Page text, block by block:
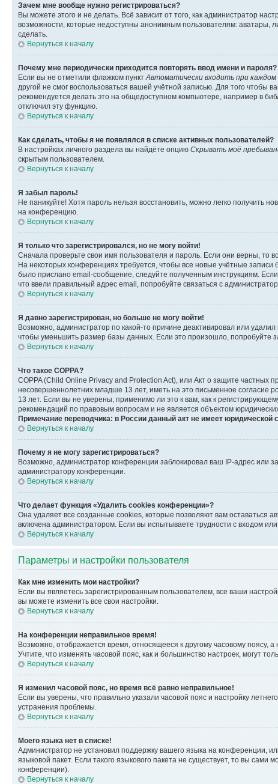
Зачем мне вообще нужно регистрироваться?
Вы можете этого и не делать. Всё зависит от того, как администратор
возможности, которые недоступны анонимным пользователям: аватары,
сделать.
Вернуться к началу
Почему мне периодически приходится повторять ввод имени и пароля?
Если вы не отметили флажком пункт Автоматически входить при
другой не смог воспользоваться вашей учётной записью. Для того
рекомендуется делать это на общедоступном компьютере, например в
отключил эту функцию.
Вернуться к началу
Как сделать, чтобы я не появлялся в списке активных пользователей?
В настройках личного раздела вы найдёте опцию Скрывать моё
скрытым пользователем.
Вернуться к началу
Я забыл пароль!
Не паникуйте! Хотя пароль нельзя восстановить, можно легко получить
на конференцию.
Вернуться к началу
Я только что зарегистрировался, но не могу войти!
Сначала проверьте свои имя пользователя и пароль. Если они верны, то
На некоторых конференциях требуется, чтобы все новые учётные
было прислано email-сообщение, следуйте полученным инструкциям.
что ввели правильный адрес email, попробуйте связаться с
Вернуться к началу
Я давно зарегистрирован, но больше не могу войти!
Возможно, администратор по какой-то причине деактивировал или
чтобы уменьшить размер базы данных. Если это произошло, попробуйте
Вернуться к началу
Что такое COPPA?
COPPA (Child Online Privacy and Protection Act), или Акт о защите
несовершеннолетних младше 13 лет, иметь на это письменное согласие
13 лет. Если вы не уверены, применимо ли это к вам, как к
рекомендаций по правовым вопросам и не является объектом
Примечание переводчика: в России данный акт не имеет юридической
Вернуться к началу
Почему я не могу зарегистрироваться?
Возможно, администратор конференции заблокировал ваш IP-адрес или
администратору конференции.
Вернуться к началу
Что делает функция «Удалить cookies конференции»?
Она удаляет все созданные cookies, которые позволяют вам оставаться
включена администратором. Если вы испытываете трудности с входом
Вернуться к началу
Параметры и настройки пользователя
Как мне изменить мои настройки?
Если вы являетесь зарегистрированным пользователем, все ваши
вы можете изменить все свои настройки.
Вернуться к началу
На конференции неправильное время!
Возможно, отображается время, относящееся к другому часовому поясу, а
Учтите, что изменять часовой пояс, как и большинство настроек, могут
Вернуться к началу
Я изменил часовой пояс, но время всё равно неправильное!
Если вы уверены, что правильно указали часовой пояс и настройку
устранения проблемы.
Вернуться к началу
Моего языка нет в списке!
Администратор не установил поддержку вашего языка на конференции,
языковой пакет. Если такого языкового пакета не существует, то вы
конференции).
Вернуться к началу